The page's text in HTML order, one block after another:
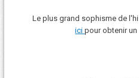
Le plus grand sophisme de
icipour obtenir un